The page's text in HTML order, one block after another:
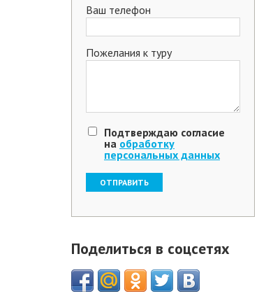
Ваш телефон
Пожелания к туру
Подтверждаю согласие
наобработку
персональных данных
Поделиться в соцсетях